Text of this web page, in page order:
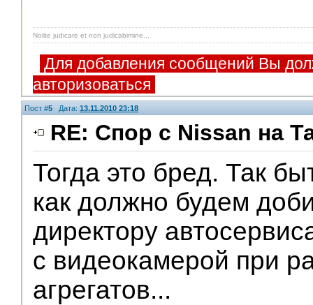
Nolite judicare et non judicabimine...
Для добавления сообщений Вы
авторизоваться
Пост #5 Дата: 13.11.2010 23:18
RE: Спор с Nissan на
Тогда это бред. Так
как должно будем
директору
с видеокамерой при
агрегатов...